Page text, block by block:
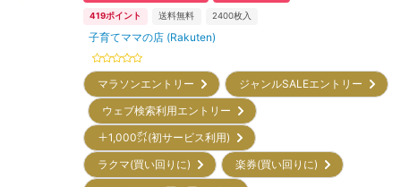
419ポイント 送料無料 2400枚入
子育てママの店 (Rakuten)
マラソンエントリー
ジャンルSALEエントリー
ウェブ検索利用エントリー
＋1,000㌽(初サービス利用)
ラクマ(買い回りに)
楽券(買い回りに)